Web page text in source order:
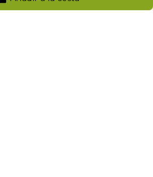
Política de privacidad